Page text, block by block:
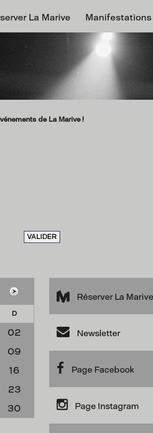
La Marive Manifestations
de La Marive !
VALIDER
D
02
09
16
23
30
Réserver La Marive
Newsletter
Page Facebook
Page Instagram